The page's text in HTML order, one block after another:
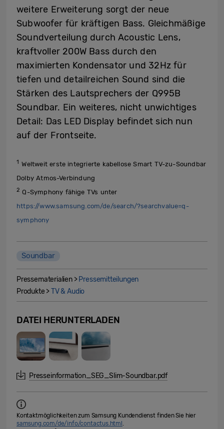
weitere Erweiterung sorgt der neue
Subwoofer für kräftigen Bass. Gleichmäßige
Soundverteilung durch Acoustic Lens,
kraftvoller 200W Bass durch den
maximierten Kondensator und 32Hz für
tiefen und detailreichen Sound sind die
Stärken des Lautsprechers der Q995B
Soundbar. Ein weiteres, nicht unwichtiges
Detail: Das LED Display befindet sich nun
auf der Frontseite.
1 Weltweit erste integrierte kabellose Smart TV-zu-Soundbar
Dolby Atmos-Verbindung
2 Q-Symphony fähige TVs unter
https://www.samsung.com/de/search/?searchvalue=q-
symphony
Soundbar
Pressematerialien > Pressemitteilungen
Produkte >TV & Audio
DATEI HERUNTERLADEN
Presseinformation_SEG_Slim-Soundbar.pdf
Kontaktmöglichkeiten zum Samsung Kundendienst finden Sie hier
samsung.com/de/info/contactus.html .